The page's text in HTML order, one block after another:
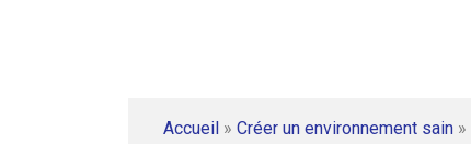
Accueil » Créer un environnement sain »